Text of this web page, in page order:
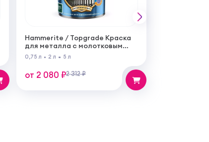
Hammerite / Topgrade Краска
для металла с молотковым
эффектом
0,75 л 2 л 5 л
от 2 080 ₽2 312 ₽